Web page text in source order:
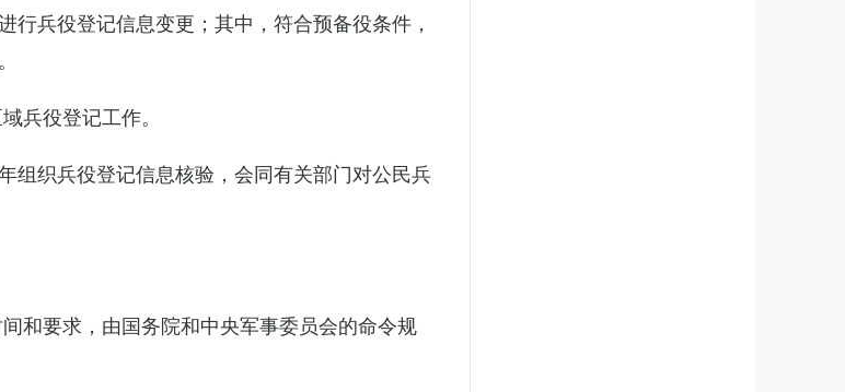
兵役登记信息变更；其中，符合预备役条件，
兵役登记工作。
组织兵役登记信息核验，会同有关部门对公民兵
和要求，由国务院和中央军事委员会的命令规